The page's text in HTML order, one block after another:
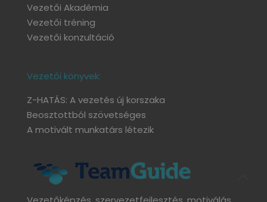
Vezetői Akadémia
Vezetői tréning
Vezetői konzultáció
Vezetői könyvek:
Z-HATÁS: A vezetés új korszaka
Beosztottból szövetséges
A motivált munkatárs létezik